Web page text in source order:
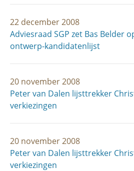
22 december 2008
Adviesraad SGP zet Bas Belder
ontwerp-kandidatenlijst
20 november 2008
Peter van Dalen lijsttrekker
verkiezingen
20 november 2008
Peter van Dalen lijsttrekker
verkiezingen